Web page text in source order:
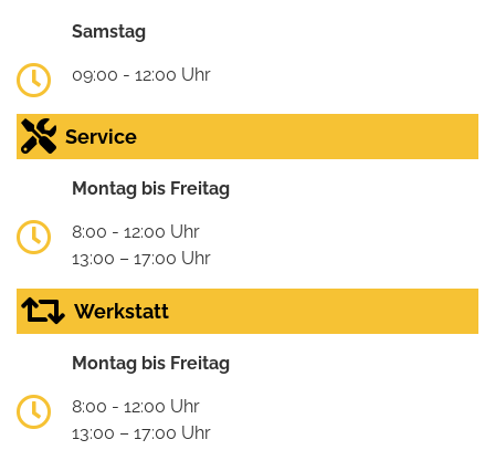
Samstag
09:00 - 12:00 Uhr
Service
Montag bis Freitag
8:00 - 12:00 Uhr
13:00 – 17:00 Uhr
Werkstatt
Montag bis Freitag
8:00 - 12:00 Uhr
13:00 – 17:00 Uhr